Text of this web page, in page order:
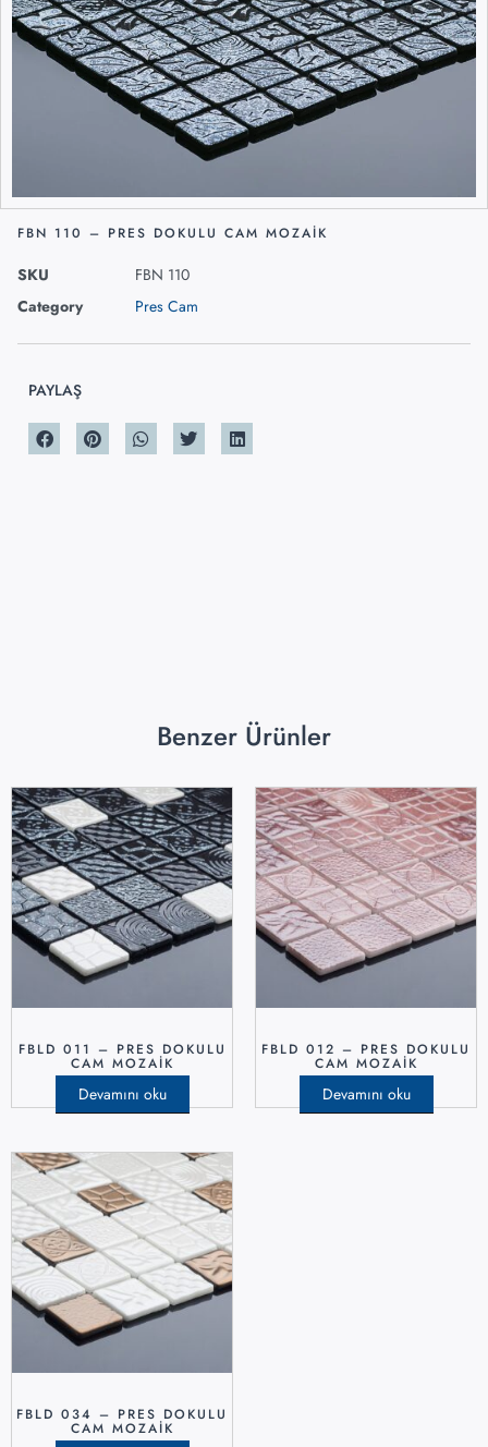
FBN 110 – PRES DOKULU CAM MOZAIK
SKU
FBN 110
Category
Pres Cam
PAYLAŞ
Benzer Ürünler
FBLD 011 – PRES DOKULU
CAM MOZAIK
Devamını oku
FBLD 012 – PRES DOKULU
CAM MOZAIK
Devamını oku
FBLD 034 – PRES DOKULU
CAM MOZAIK